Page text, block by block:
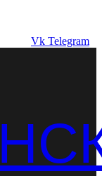
Vk Telegram